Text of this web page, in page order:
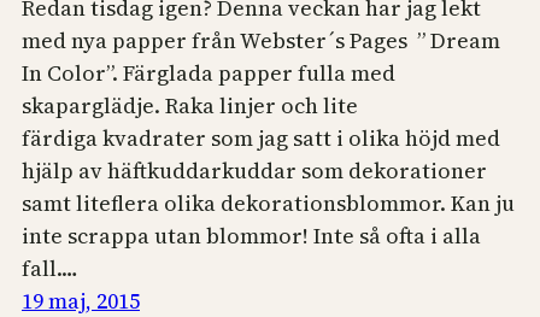
Redan tisdag igen? Denna veckan har jag lekt
med nya papper från Webster´s Pages ” Dream
In Color”. Färglada papper fulla med
skaparglädje. Raka linjer och lite
färdiga kvadrater som jag satt i olika höjd med
hjälp av häftkuddarkuddar som dekorationer
samt liteflera olika dekorationsblommor. Kan ju
inte scrappa utan blommor! Inte så ofta i alla
fall.…
19 maj, 2015